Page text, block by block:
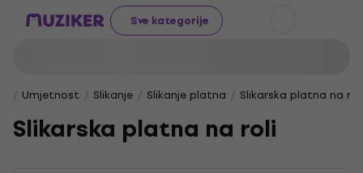
Sve kategorije
Umjetnost Slikanje Slikanje platna Slikarska platna na roli
Slikarska platna na roli